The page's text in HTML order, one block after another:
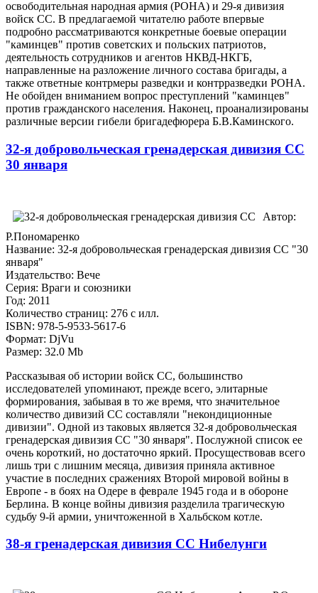
освободительная народная армия (РОНА) и 29-я дивизия
войск СС. В предлагаемой читателю работе впервые
подробно рассматриваются конкретные боевые операции
"каминцев" против советских и польских патриотов,
деятельность сотрудников и агентов НКВД-НКГБ,
направленные на разложение личного состава бригады, а
также ответные контрмеры разведки и контрразведки РОНА.
Не обойден вниманием вопрос преступлений "каминцев"
против гражданского населения. Наконец, проанализированы
различные версии гибели бригадефюрера Б.В.Каминского.
32-я добровольческая гренадерская дивизия СС
30 января
Автор:
Р.Пономаренко
Название: 32-я добровольческая гренадерская дивизия СС "30
января"
Издательство: Вече
Серия: Враги и союзники
Год: 2011
Количество страниц: 276 с илл.
ISBN: 978-5-9533-5617-6
Формат: DjVu
Размер: 32.0 Mb
Рассказывая об истории войск СС, большинство
исследователей упоминают, прежде всего, элитарные
формирования, забывая в то же время, что значительное
количество дивизий СС составляли "некондиционные
дивизии". Одной из таковых является 32-я добровольческая
гренадерская дивизия СС "30 января". Послужной список ее
очень короткий, но достаточно яркий. Просуществовав всего
лишь три с лишним месяца, дивизия приняла активное
участие в последних сражениях Второй мировой войны в
Европе - в боях на Одере в феврале 1945 года и в обороне
Берлина. В конце войны дивизия разделила трагическую
судьбу 9-й армии, уничтоженной в Хальбском котле.
38-я гренадерская дивизия СС Нибелунги